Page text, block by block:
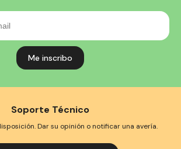
Soporte Técnico
Dar su opinión o notificar una avería.